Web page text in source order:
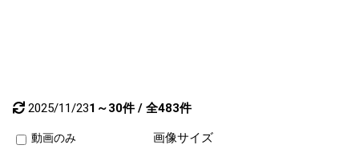
2025/11/231～30件 / 全483件
動画のみ 画像サイズ